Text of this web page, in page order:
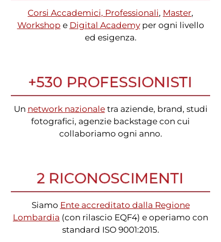
Corsi Accademici, Professionali, Master,
Workshop e Digital Academyper ogni livello
ed esigenza.
Un network nazionaletra aziende, brand, studi
fotografici, agenzie backstage con cui
collaboriamo ogni anno.
Siamo Ente accreditato dalla Regione
Lombardia (con rilascio EQF4) e operiamo con
standard ISO 9001:2015.